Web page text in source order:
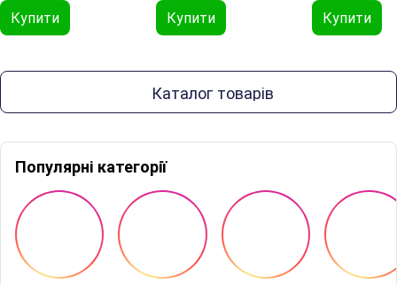
Купити Купити Купити
Каталог товарів
Популярні категорії